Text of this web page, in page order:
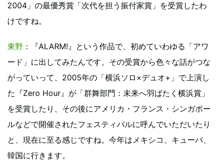
2004」の最優秀賞「次代を担う振付家賞」を受賞したわ
けですね。
東野 ：『ALARM!』という作品で、初めていわゆる「アワ
ード」に出してみたんです。その受賞から色々な話がつな
がっていって、2005年の「横浜ソロ×デュオ+」で上演し
た『Zero Hour』が「群舞部門：未来へ羽ばたく横浜賞」
を受賞したり、その後にアメリカ・フランス・シンガポー
ルなどで開催されたフェスティバルに呼んでいただいたり
と、現在に至る感じですね。今年はメキシコ、キューバ、
韓国に行きます。